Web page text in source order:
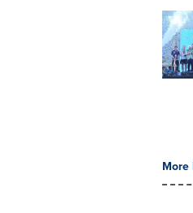
More